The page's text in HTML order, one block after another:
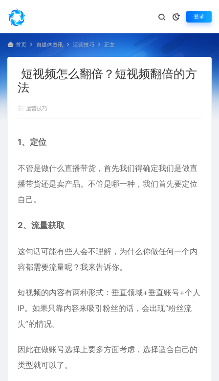
登录
首页 自媒体资讯 运营技巧 正文
短视频怎么翻倍？短视频翻倍的方
法
运营技巧
1、定位
不管是做什么直播带货，首先我们得确定我们是做直
播带货还是卖产品。不管是哪一种，我们首先要定位
自己。
2、流量获取
这句话可能有些人会不理解，为什么你做任何一个内
容都需要流量呢？我来告诉你。
短视频的内容有两种形式：垂直领域+垂直账号+个人
IP。如果只靠内容来吸引粉丝的话，会出现“粉丝流
失”的情况。
因此在做账号选择上要多方面考虑，选择适合自己的
类型就可以了。